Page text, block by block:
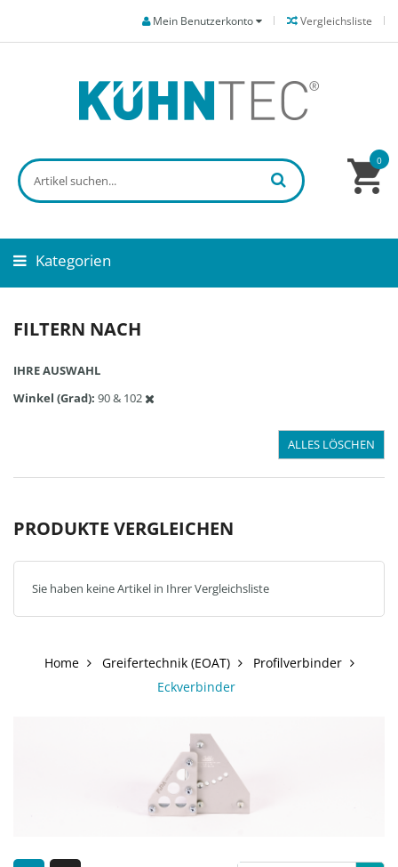
Vergleichsliste
Mein Benutzerkonto
0
Kategorien
FILTERN NACH
IHRE AUSWAHL
Winkel (Grad) 90 & 102
ALLES LÖSCHEN
PRODUKTE VERGLEICHEN
Sie haben keine Artikel in Ihrer Vergleichsliste
Home Greifertechnik (EOAT)
Profilverbinder
Eckverbinder